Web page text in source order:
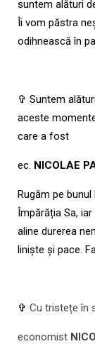
suntem alături
Îi vom păstra
odihnească în
✞ Suntem
aceste
care a fost
ec. NICOLAE
Rugăm pe
Împărăția Sa,
aline durerea
liniște și pace.
✞ Cu tristețe în
economist